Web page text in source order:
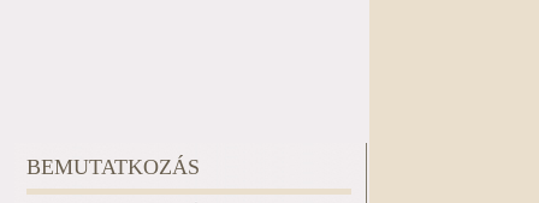
BEMUTATKOZÁS